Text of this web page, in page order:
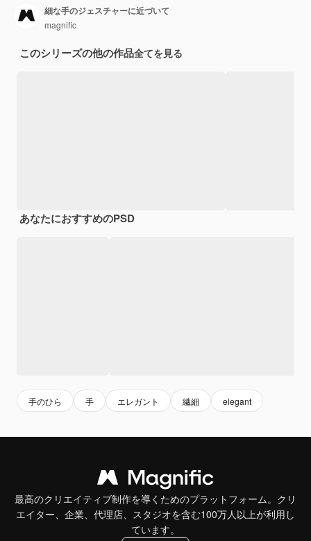
細な手のジェスチャーに近づいて
magnific
このシリーズの他の作品全てを見る
あなたにおすすめのPSD
手のひら 手 エレガント 繊細 elegant
最高のクリエイティブ制作を導くためのプラットフォーム。クリ
エイター、企業、代理店、スタジオを含む100万人以上が利用し
ています。